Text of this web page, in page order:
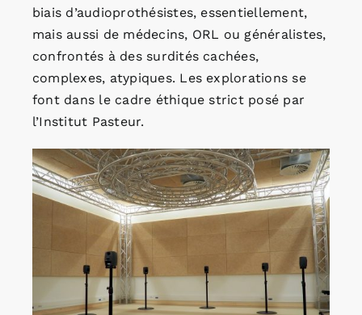
biais d’audioprothésistes, essentiellement,
mais aussi de médecins, ORL ou généralistes,
confrontés à des surdités cachées,
complexes, atypiques. Les explorations se
font dans le cadre éthique strict posé par
l’Institut Pasteur.